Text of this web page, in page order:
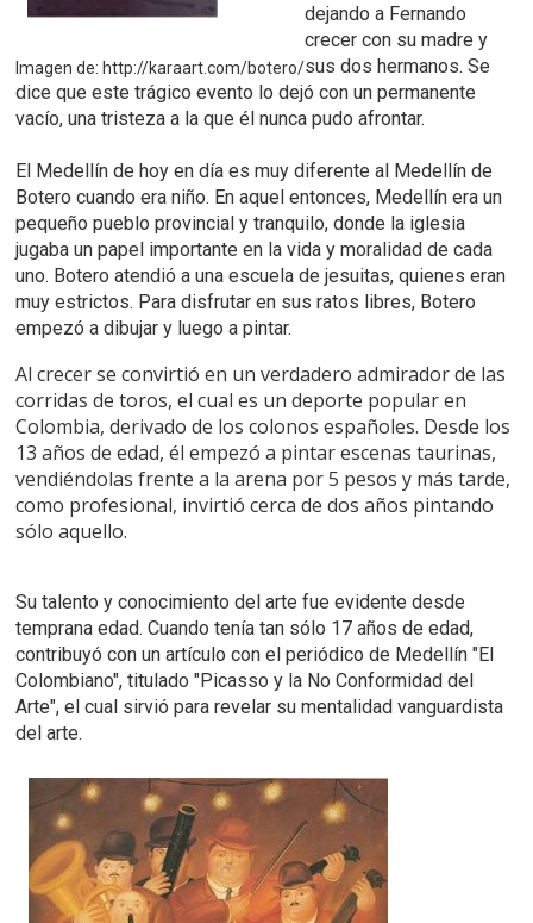
Imagen de: http://karaart.com/botero/
dejando a Fernando
crecer con su madre y
sus dos hermanos. Se
dice que este trágico evento lo dejó con un permanente
vacío, una tristeza a la que él nunca pudo afrontar.
El Medellín de hoy en día es muy diferente al Medellín de
Botero cuando era niño. En aquel entonces, Medellín era un
pequeño pueblo provincial y tranquilo, donde la iglesia
jugaba un papel importante en la vida y moralidad de cada
uno. Botero atendió a una escuela de jesuitas, quienes eran
muy estrictos. Para disfrutar en sus ratos libres, Botero
empezó a dibujar y luego a pintar.
Al crecer se convirtió en un verdadero admirador de las
corridas de toros, el cual es un deporte popular en
Colombia, derivado de los colonos españoles. Desde los
13 años de edad, él empezó a pintar escenas taurinas,
vendiéndolas frente a la arena por 5 pesos y más tarde,
como profesional, invirtió cerca de dos años pintando
sólo aquello.
Su talento y conocimiento del arte fue evidente desde
temprana edad. Cuando tenía tan sólo 17 años de edad,
contribuyó con un artículo con el periódico de Medellín "El
Colombiano", titulado "Picasso y la No Conformidad del
Arte", el cual sirvió para revelar su mentalidad vanguardista
del arte.